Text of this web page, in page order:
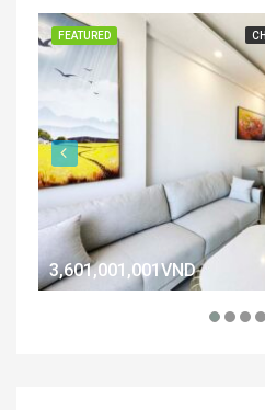
FEATURED
3,601,001,001VND